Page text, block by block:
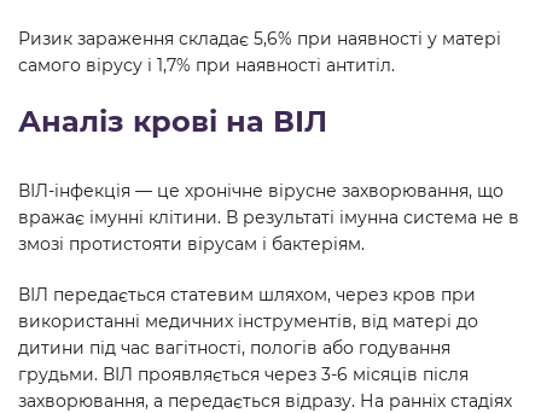
Ризик зараження складає 5,6% при наявності у матері
самого вірусу і 1,7% при наявності антитіл.
Аналіз крові на ВІЛ
ВІЛ-інфекція — це хронічне вірусне захворювання, що
вражає імунні клітини. В результаті імунна система не в
змозі протистояти вірусам і бактеріям.
ВІЛ передається статевим шляхом, через кров при
використанні медичних інструментів, від матері до
дитини під час вагітності, пологів або годування
грудьми. ВІЛ проявляється через 3-6 місяців після
захворювання, а передається відразу. На ранніх стадіях